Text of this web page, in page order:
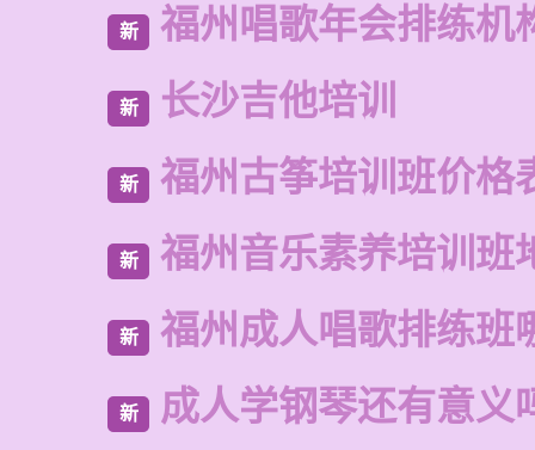
新 福州唱歌年会排练机
新 长沙吉他培训
新 福州古筝培训班价格
新 福州音乐素养培训班
新 福州成人唱歌排练班
新 成人学钢琴还有意义